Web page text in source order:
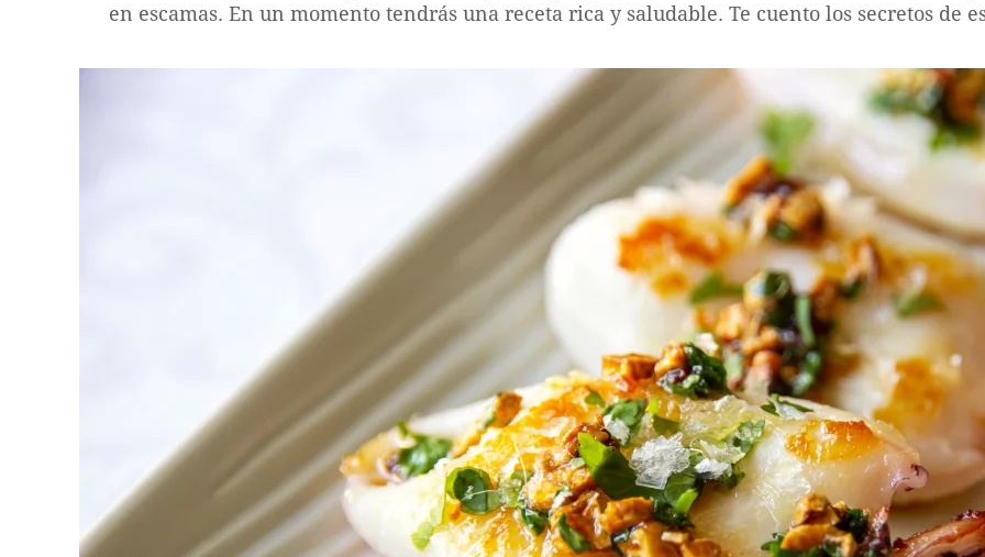
en escamas. En un momento tendrás una receta rica y saludable. Te cuento los secretos de